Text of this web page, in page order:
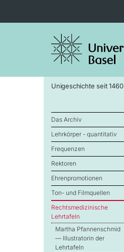
Unigeschichte seit 1460
Das Archiv
Lehrkörper - quantitativ
Frequenzen
Rektoren
Ehrenpromotionen
Ton- und Filmquellen
Rechtsmedizinische
Lehrtafeln
Martha Pfannenschmid
— Illustratorin der
Lehrtafeln